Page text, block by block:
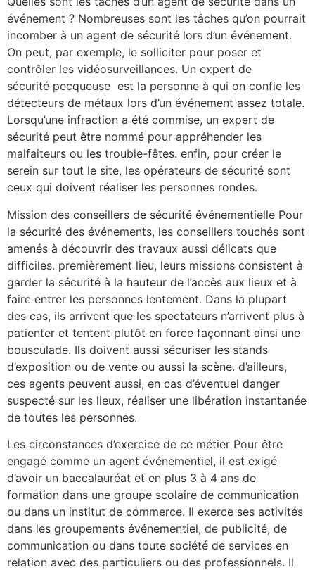
événement ? Nombreuses sont les tâches qu’on pourrait
incomber à un agent de sécurité lors d’un événement.
On peut, par exemple, le solliciter pour poser et
contrôler les vidéosurveillances. Un expert de
sécurité pecqueuse est la personne à qui on confie les
détecteurs de métaux lors d’un événement assez totale.
Lorsqu’une infraction a été commise, un expert de
sécurité peut être nommé pour appréhender les
malfaiteurs ou les trouble-fêtes. enfin, pour créer le
serein sur tout le site, les opérateurs de sécurité sont
ceux qui doivent réaliser les personnes rondes.
Mission des conseillers de sécurité événementielle Pour
la sécurité des événements, les conseillers touchés sont
amenés à découvrir des travaux aussi délicats que
difficiles. premièrement lieu, leurs missions consistent à
garder la sécurité à la hauteur de l’accès aux lieux et à
faire entrer les personnes lentement. Dans la plupart
des cas, ils arrivent que les spectateurs n’arrivent plus à
patienter et tentent plutôt en force façonnant ainsi une
bousculade. Ils doivent aussi sécuriser les stands
d’exposition ou de vente ou aussi la scène. d’ailleurs,
ces agents peuvent aussi, en cas d’éventuel danger
suspecté sur les lieux, réaliser une libération instantanée
de toutes les personnes.
Les circonstances d’exercice de ce métier Pour être
engagé comme un agent événementiel, il est exigé
d’avoir un baccalauréat et en plus 3 à 4 ans de
formation dans une groupe scolaire de communication
ou dans un institut de commerce. Il exerce ses activités
dans les groupements événementiel, de publicité, de
communication ou dans toute société de services en
relation avec des particuliers ou des professionnels. Il